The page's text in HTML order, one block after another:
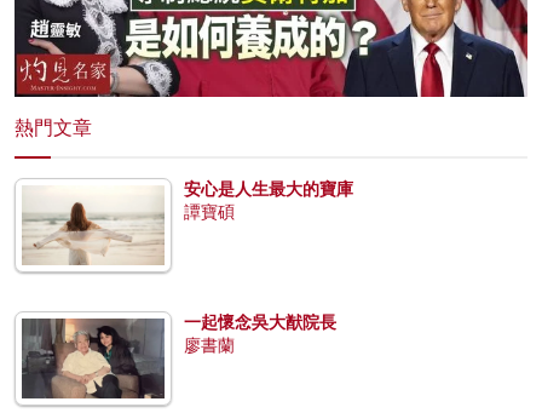
熱門文章
安心是人生最大的寶庫
譚寶碩
一起懷念吳大猷院長
廖書蘭